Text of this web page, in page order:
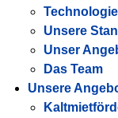
Unsere
Unser
Das Team
Unsere